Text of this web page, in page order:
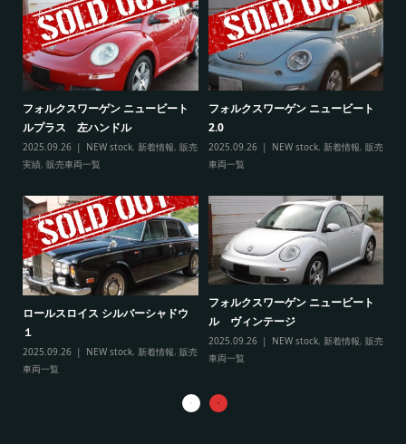
フォルクスワーゲン ニュービート
ルプラス 左ハンドル
2025.09.26 NEW stock, 新着情報, 販売
実績, 販売車両一覧
フォルクスワーゲン ニュービート
2.0
2025.09.26 NEW stock, 新着情報, 販売
車両一覧
ロールスロイス シルバーシャドウ
１
2025.09.26 NEW stock, 新着情報, 販売
車両一覧
フォルクスワーゲン ニュービート
ル ヴィンテージ
2025.09.26 NEW stock, 新着情報, 販売
車両一覧